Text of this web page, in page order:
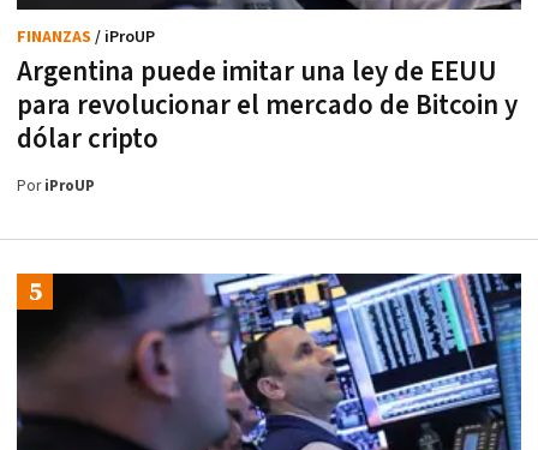
Argentina puede imitar una ley de EEUU
para revolucionar el mercado de Bitcoin y
dólar cripto
FINANZAS / iProUP
PoriProUP